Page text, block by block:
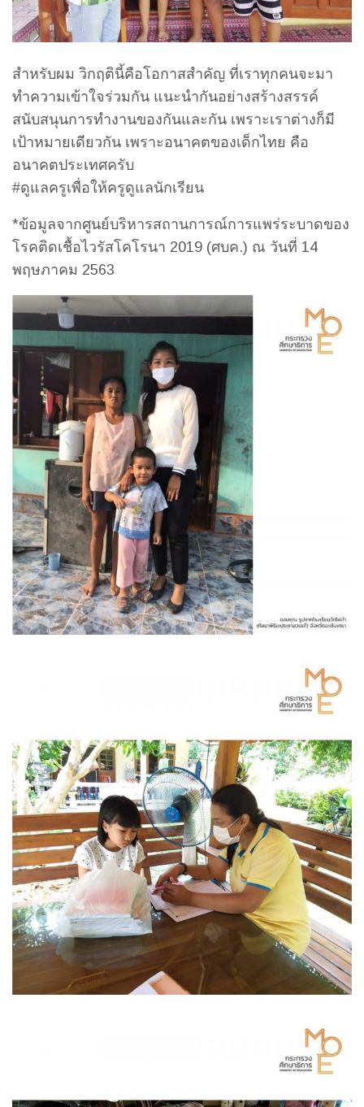
สำหรับผม วิกฤตินี้คือโอกาสสำคัญ ที่เราทุกคนจะมา
ทำความเข้าใจร่วมกัน แนะนำกันอย่างสร้างสรรค์
สนับสนุนการทำงานของกันและกัน เพราะเราต่างก็มี
เป้าหมายเดียวกัน เพราะอนาคตของเด็กไทย คือ
อนาคตประเทศครับ
#ดูแลครูเพื่อให้ครูดูแลนักเรียน
*ข้อมูลจากศูนย์บริหารสถานการณ์การแพร่ระบาดของ
โรคติดเชื้อไวรัสโคโรนา 2019 (ศบค.) ณ วันที่ 14
พฤษภาคม 2563